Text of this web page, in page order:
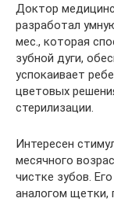
Доктор
разработал
мес., которая
зубной дуги,
успокаивает
цветовых
стерилизации.
Интересен
месячного
чистке зубов.
аналогом щетки,